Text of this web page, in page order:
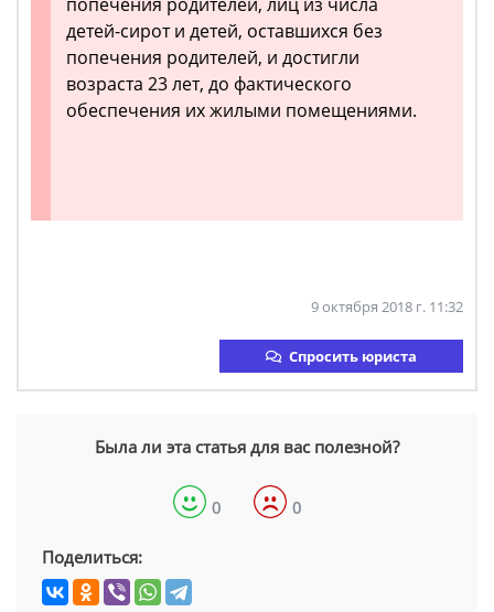
детей-сирот и детей, оставшихся без
попечения родителей, и достигли
возраста 23 лет, до фактического
обеспечения их жилыми помещениями.
9 октября 2018 г. 11:32
Спросить юриста
Была ли эта статья для вас полезной?
0 0
Поделиться: